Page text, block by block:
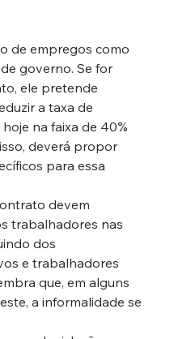
de empregos como
governo. Se for
ele pretende
a taxa de
na faixa de 40%
deverá propor
para essa
devem
trabalhadores nas
dos
e trabalhadores
que, em alguns
a informalidade se